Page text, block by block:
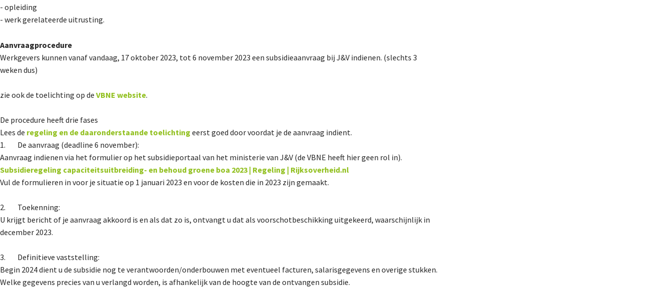
- opleiding
- werk gerelateerde uitrusting.
Aanvraagprocedure
Werkgevers kunnen vanaf vandaag, 17 oktober 2023, tot 6 november 2023 een subsidieaanvraag bij J&V indienen. (slechts 3
weken dus)
zie ook de toelichting op de VBNE website.
De procedure heeft drie fases
Lees de regeling en de daaronderstaande toelichting eerst goed door voordat je de aanvraag indient.
1. De aanvraag (deadline 6 november):
Aanvraag indienen via het formulier op het subsidieportaal van het ministerie van J&V (de VBNE heeft hier geen rol in).
Subsidieregeling capaciteitsuitbreiding- en behoud groene boa 2023 | Regeling | Rijksoverheid.nl
Vul de formulieren in voor je situatie op 1 januari 2023 en voor de kosten die in 2023 zijn gemaakt.
2. Toekenning:
U krijgt bericht of je aanvraag akkoord is en als dat zo is, ontvangt u dat als voorschotbeschikking uitgekeerd, waarschijnlijk in
december 2023.
3. Definitieve vaststelling:
Begin 2024 dient u de subsidie nog te verantwoorden/onderbouwen met eventueel facturen, salarisgegevens en overige stukken.
Welke gegevens precies van u verlangd worden, is afhankelijk van de hoogte van de ontvangen subsidie.